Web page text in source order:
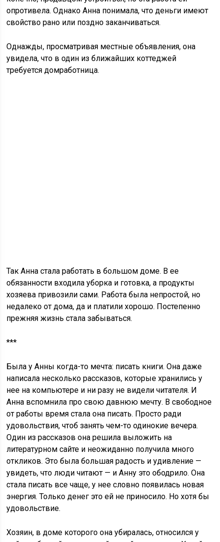
опротивела. Однако Анна понимала, что деньги имеют
свойство рано или поздно заканчиваться.
Однажды, просматривая местные объявления, она
увидела, что в один из ближайших коттеджей
требуется домработница.
Так Анна стала работать в большом доме. В ее
обязанности входила уборка и готовка, а продукты
хозяева привозили сами. Работа была непростой, но
недалеко от дома, да и платили хорошо. Постепенно
прежняя жизнь стала забываться.
***
Была у Анны когда-то мечта: писать книги. Она даже
написала несколько рассказов, которые хранились у
нее на компьютере и ни разу не видели читателя. И
Анна вспомнила про свою давнюю мечту. В свободное
от работы время стала она писать. Просто ради
удовольствия, чтоб занять чем-то одинокие вечера.
Один из рассказов она решила выложить на
литературном сайте и неожиданно получила много
откликов. Это была большая радость и удивление —
увидеть, что люди читают — и Анну это ободрило. Она
стала писать все чаще, у нее словно появилась новая
энергия. Только денег это ей не приносило. Но хотя бы
удовольствие.
Хозяин, в доме которого она убиралась, относился у